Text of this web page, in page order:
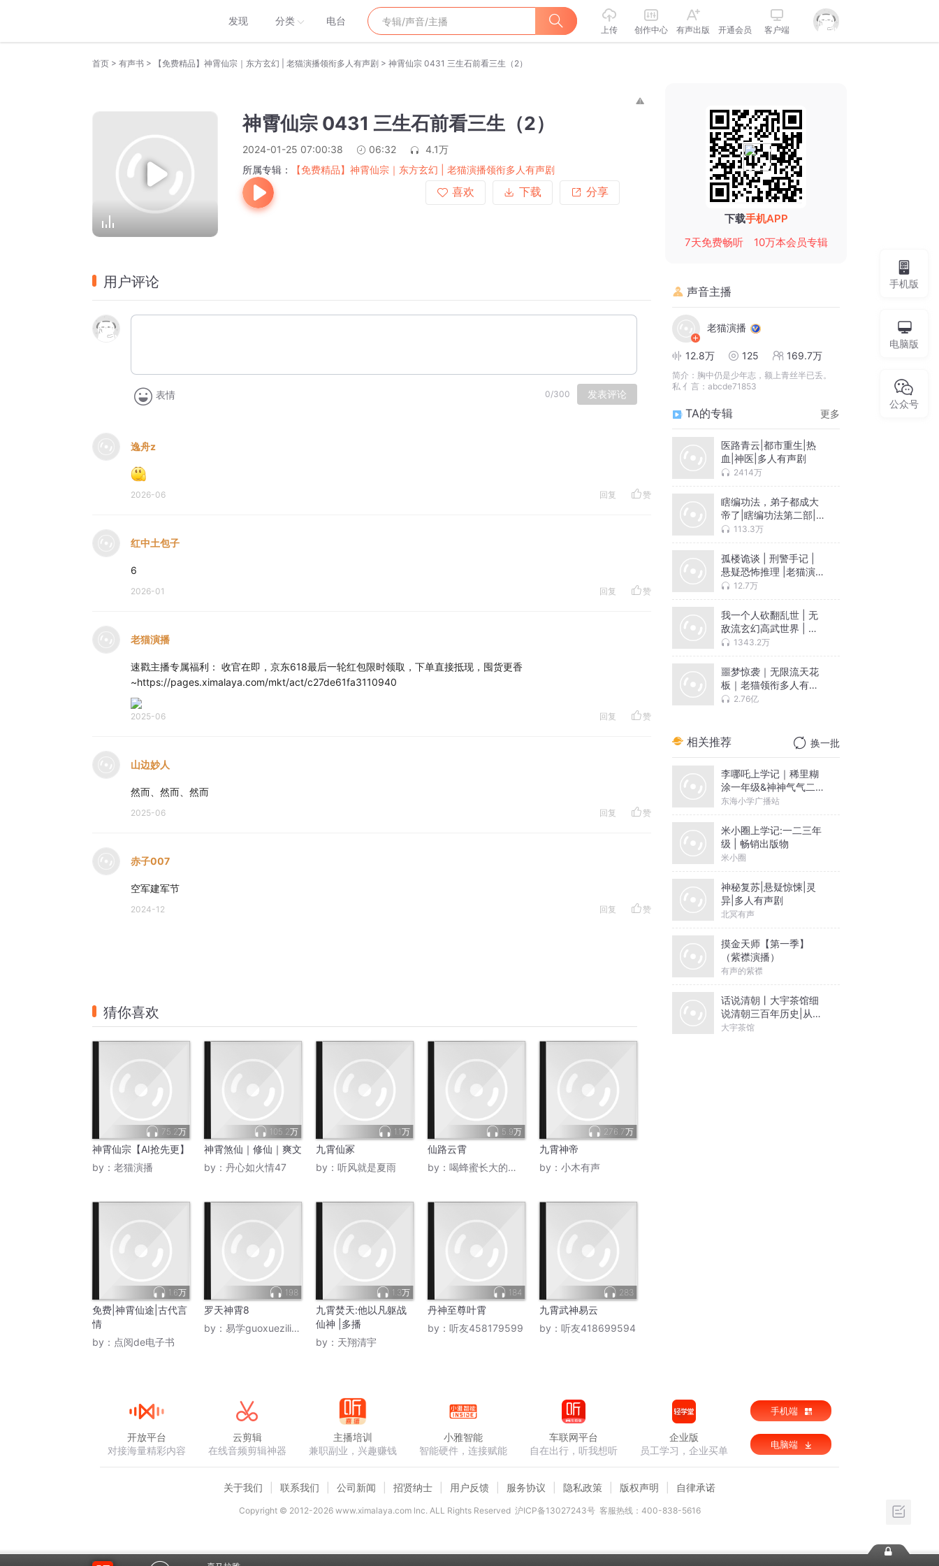
发现 分类 电台
上传 创作中心 有声出版 开通会员 客户端
首页 > 有声书 > 【免费精品】神霄仙宗｜东方玄幻 | 老猫演播领衔多人有声剧 > 神霄仙宗 0431 三生石前看三生（2）
神霄仙宗 0431 三生石前看三生（2）
2024-01-25 07:00:38 06:32
4.1万
所属专辑：
【免费精品】神霄仙宗｜东方玄幻 | 老猫演播领衔多人有声剧
喜欢
下载 分享
用户评论
表情 0/300 发表评论
逸舟z
2026-06 回复 赞
红中土包子
6
2026-01 回复 赞
老猫演播
速戳主播专属福利： 收官在即，京东618最后一轮红包限时领取，下单直接抵现，囤货更香
~https://pages.ximalaya.com/mkt/act/c27de61fa3110940
2025-06 回复 赞
山边妙人
然而、然而、然而
2025-06 回复 赞
赤子007
空军建军节
2024-12 回复 赞
猜你喜欢
75.2万
神霄仙宗【AI抢先更】
by： 老猫演播
105.2万
神霄煞仙｜修仙｜爽文
by： 丹心如火情47
1.1万
九霄仙冢
by： 听风就是夏雨
5.9万
仙路云霄
by： 喝蜂蜜长大的豆沙包
276.7万
九霄神帝
by： 小木有声
1.6万
免费|神霄仙途|古代言
情
by： 点阅de电子书
198
罗天神霄8
by： 易学guoxueziliao88
1.3万
九霄焚天:他以凡躯战
仙神 |多播
by： 天翔清宇
184
丹神至尊叶霄
by： 听友458179599
283
九霄武神易云
by： 听友418699594
下载手机APP
7天免费畅听
10万本会员专辑
声音主播
老猫演播
12.8万 125 169.7万
简介： 胸中仍是少年志，额上青丝半已丢。
私 亻言：abcde71853
TA的专辑 更多
医路青云|都市重生|热
血|神医|多人有声剧
2414万
瞎编功法，弟子都成大
帝了|瞎编功法第二部|轻
松玄幻|老猫演播领衔
113.3万
孤楼诡谈 | 刑警手记 |
悬疑恐怖推理 |老猫演播
领衔多人剧
12.7万
我一个人砍翻乱世 | 无
敌流玄幻高武世界 | 老
猫演播领衔多人有声剧
1343.2万
噩梦惊袭｜无限流天花
板｜老猫领衔多人有声
剧 2.76亿
相关推荐 换一批
李哪吒上学记｜稀里糊
涂一年级&神神气气二年
级
东海小学广播站
米小圈上学记:一二三年
级 | 畅销出版物
米小圈
神秘复苏|悬疑惊悚|灵
异|多人有声剧
北冥有声
摸金天师【第一季】
（紫襟演播）
有声的紫襟
话说清朝丨大宇茶馆细
说清朝三百年历史|从努
尔哈赤到末代皇帝溥仪|
大宇茶馆
手机版
电脑版
公众号
开放平台
对接海量精彩内容
云剪辑
在线音频剪辑神器
主播培训
兼职副业，兴趣赚钱
小雅智能
智能硬件，连接赋能
车联网平台
自在出行，听我想听
企业版
员工学习，企业买单
手机端
电脑端
关于我们 联系我们 公司新闻 招贤纳士 用户反馈 服务协议 隐私政策 版权声明 自律承诺
Copyright © 2012-2026www.ximalaya.com lnc. ALL Rights Reserved 沪ICP备13027243号 客服热线：400-838-5616